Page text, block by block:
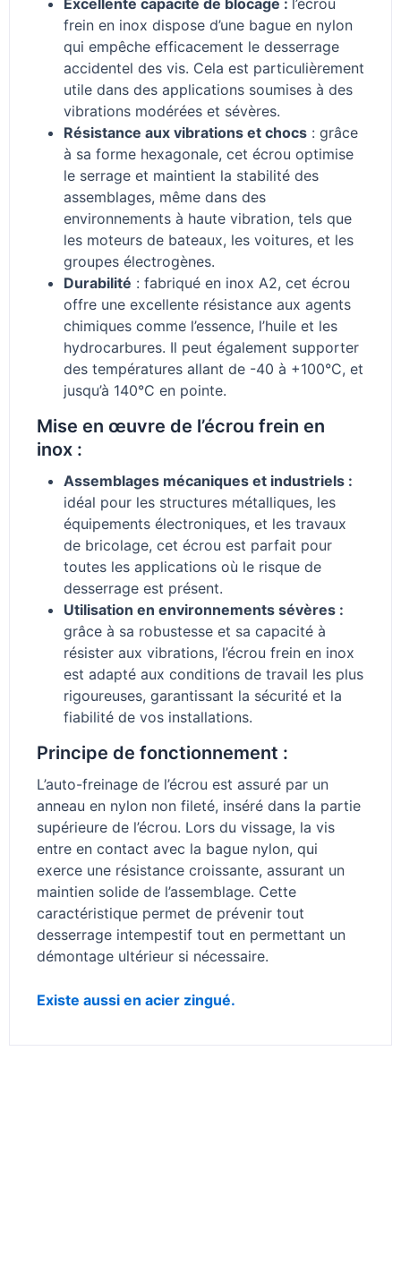
frein en inox dispose d’une bague en nylon
qui empêche efficacement le desserrage
accidentel des vis. Cela est particulièrement
utile dans des applications soumises à des
vibrations modérées et sévères.
Résistance aux vibrations et chocs : grâce
à sa forme hexagonale, cet écrou optimise
le serrage et maintient la stabilité des
assemblages, même dans des
environnements à haute vibration, tels que
les moteurs de bateaux, les voitures, et les
groupes électrogènes.
Durabilité : fabriqué en inox A2, cet écrou
offre une excellente résistance aux agents
chimiques comme l’essence, l’huile et les
hydrocarbures. Il peut également supporter
des températures allant de -40 à +100°C, et
jusqu’à 140°C en pointe.
Mise en œuvre de l’écrou frein en
inox :
Assemblages mécaniques et industriels :
idéal pour les structures métalliques, les
équipements électroniques, et les travaux
de bricolage, cet écrou est parfait pour
toutes les applications où le risque de
desserrage est présent.
Utilisation en environnements sévères :
grâce à sa robustesse et sa capacité à
résister aux vibrations, l’écrou frein en inox
est adapté aux conditions de travail les plus
rigoureuses, garantissant la sécurité et la
fiabilité de vos installations.
Principe de fonctionnement :
L’auto-freinage de l’écrou est assuré par un
anneau en nylon non fileté, inséré dans la partie
supérieure de l’écrou. Lors du vissage, la vis
entre en contact avec la bague nylon, qui
exerce une résistance croissante, assurant un
maintien solide de l’assemblage. Cette
caractéristique permet de prévenir tout
desserrage intempestif tout en permettant un
démontage ultérieur si nécessaire.
Existe aussi en acier zingué.